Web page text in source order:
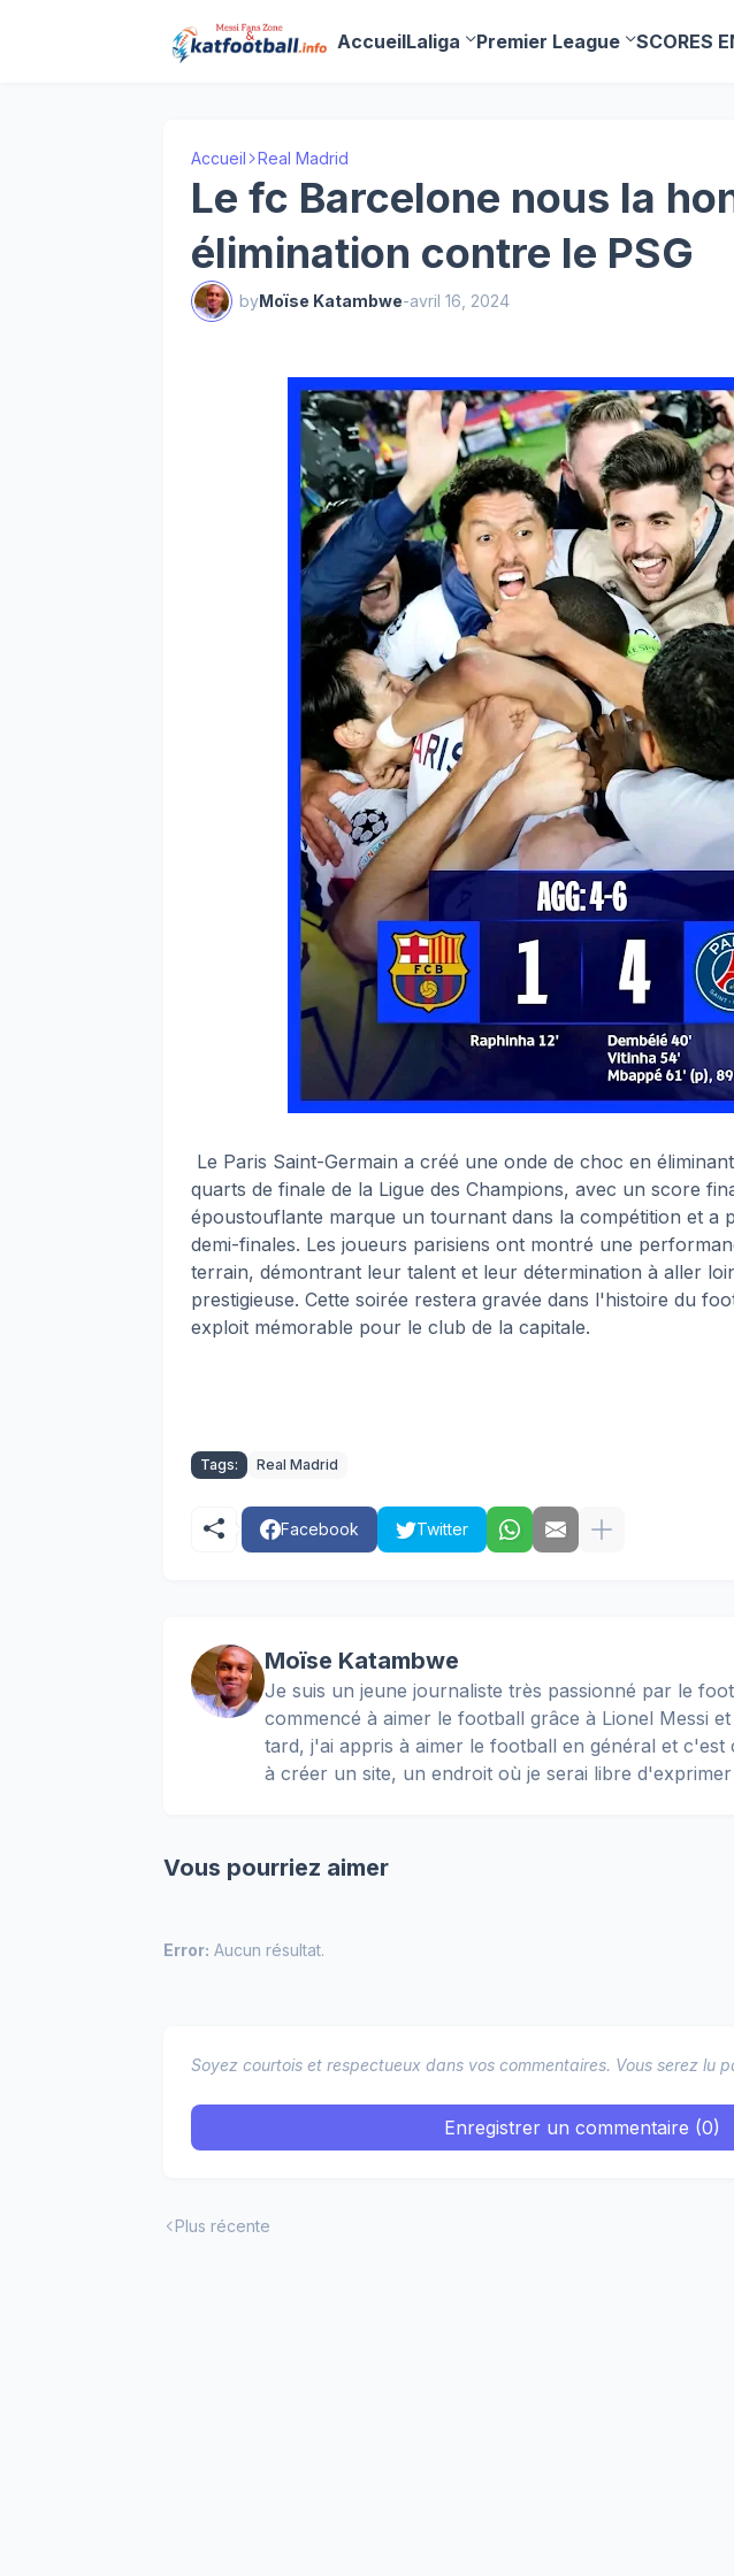
AccueilLaliga Premier League SCORES
Accueil Real Madrid
Le fc Barcelone nous la
élimination contre le PSG
byMoïse Katambwe-avril 16, 2024
Le Paris Saint-Germain a créé une onde de choc en
quarts de finale de la Ligue des Champions, avec un score
époustouflante marque un tournant dans la compétition et a
demi-finales. Les joueurs parisiens ont montré une
terrain, démontrant leur talent et leur détermination à aller
prestigieuse. Cette soirée restera gravée dans l'histoire du
exploit mémorable pour le club de la capitale.
Tags: Real Madrid
Facebook Twitter
Moïse Katambwe
Je suis un jeune journaliste très passionné par le
commencé à aimer le football grâce à Lionel Messi
tard, j'ai appris à aimer le football en général et c'est
à créer un site, un endroit où je serai libre d'exprimer
Vous pourriez aimer
Error: Aucun résultat.
Soyez courtois et respectueux dans vos commentaires. Vous serez lu
Enregistrer un commentaire (0)
Plus récente